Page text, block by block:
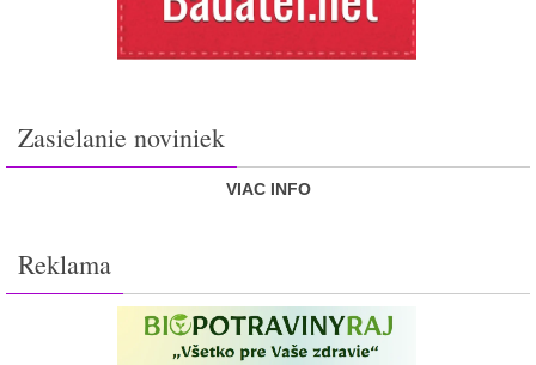
Zasielanie noviniek
VIAC INFO
Reklama